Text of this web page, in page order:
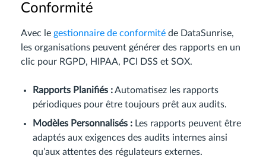
Conformité
Avec le gestionnaire de conformité de DataSunrise,
les organisations peuvent générer des rapports en un
clic pour RGPD, HIPAA, PCI DSS et SOX.
Rapports Planifiés :Automatisez les rapports
périodiques pour être toujours prêt aux audits.
Modèles Personnalisés : Les rapports peuvent être
adaptés aux exigences des audits internes ainsi
qu’aux attentes des régulateurs externes.